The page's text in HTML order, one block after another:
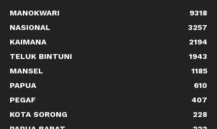
MANOKWARI
9318
NASIONAL
3257
KAIMANA
2194
TELUK BINTUNI
1943
MANSEL
1185
PAPUA
610
PEGAF
407
KOTA SORONG
228